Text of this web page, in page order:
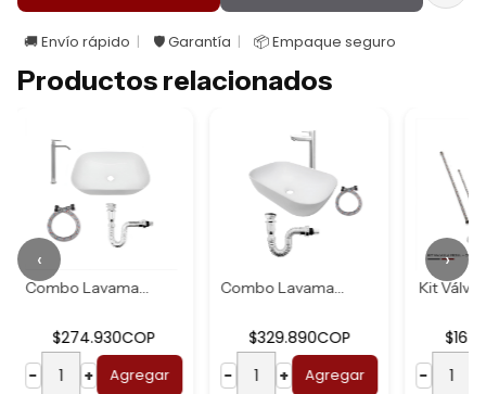
🚚 Envío rápido 🛡️ Garantía 📦 Empaque seguro
Productos relacionados
$329.890COP
+ Agregar
Kit Válvula Pedal...
$164.890COP
+ Agregar
‹ ›